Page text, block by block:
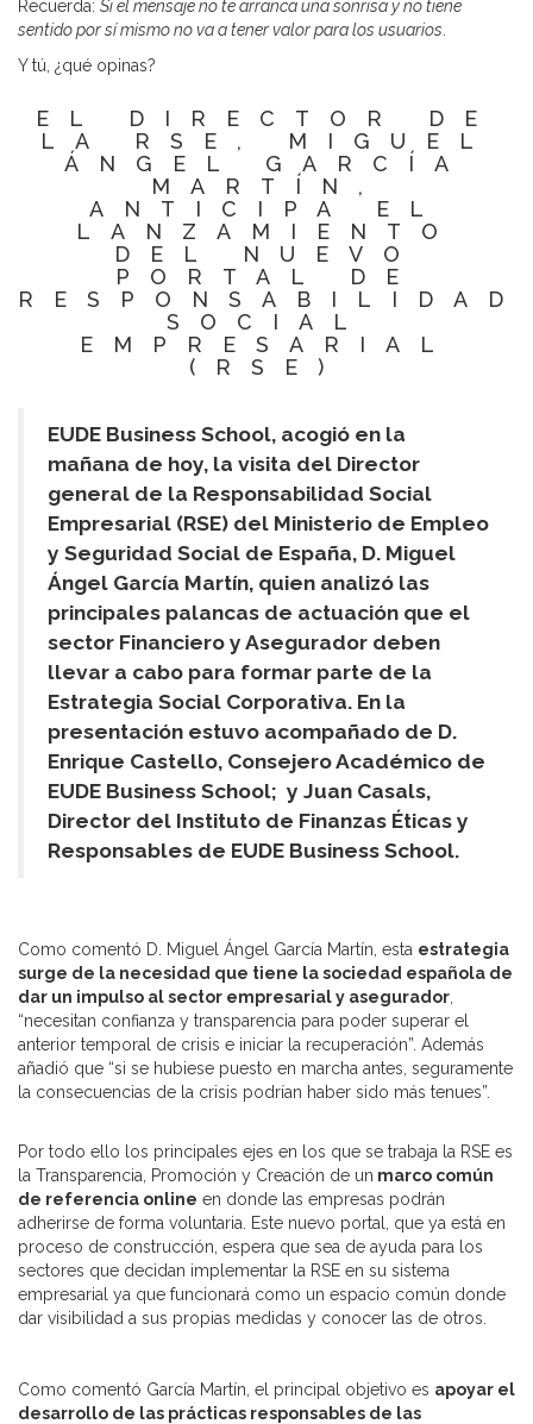
Recuerda: Si el mensaje no te arranca una sonrisa y no tiene
sentido por sí mismo no va a tener valor para los usuarios
Y tú, ¿qué opinas?
EL DIRECTOR DE
LA RSE, MIGUEL
ÁNGEL GARCÍA
MARTÍN,
ANTICIPA EL
LANZAMIENTO
DEL NUEVO
PORTAL DE
RESPONSABILIDAD
SOCIAL
EMPRESARIAL
(RSE)
EUDE Business School, acogió en la
mañana de hoy, la visita del Director
general de la Responsabilidad Social
Empresarial (RSE) del Ministerio de Empleo
y Seguridad Social de España, D. Miguel
Ángel García Martín, quien analizó las
principales palancas de actuación que el
sector Financiero y Asegurador deben
llevar a cabo para formar parte de la
Estrategia Social Corporativa. En la
presentación estuvo acompañado de D.
Enrique Castello, Consejero Académico de
EUDE Business School; y Juan Casals,
Director del Instituto de Finanzas Éticas y
Responsables de EUDE Business School.
Como comentó D. Miguel Ángel García Martín, esta estrategia
surge de la necesidad que tiene la sociedad española de
dar un impulso al sector empresarial y asegurador
“necesitan confianza y transparencia para poder superar el
anterior temporal de crisis e iniciar la recuperación”. Además
añadió que “si se hubiese puesto en marcha antes, seguramente
la consecuencias de la crisis podrían haber sido más tenues”.
Por todo ello los principales ejes en los que se trabaja la RSE es
la Transparencia, Promoción y Creación de un marco común
de referencia online en donde las empresas podrán
adherirse de forma voluntaria. Este nuevo portal, que ya está en
proceso de construcción, espera que sea de ayuda para los
sectores que decidan implementar la RSE en su sistema
empresarial ya que funcionará como un espacio común donde
dar visibilidad a sus propias medidas y conocer las de otros.
Como comentó García Martín, el principal objetivo es apoyar el
desarrollo de las prácticas responsables de las